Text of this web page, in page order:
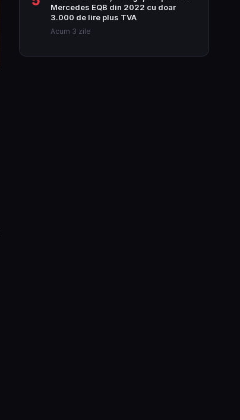
Mercedes EQB din 2022 cu doar
3.000 de lire plus TVA
Acum 3 zile